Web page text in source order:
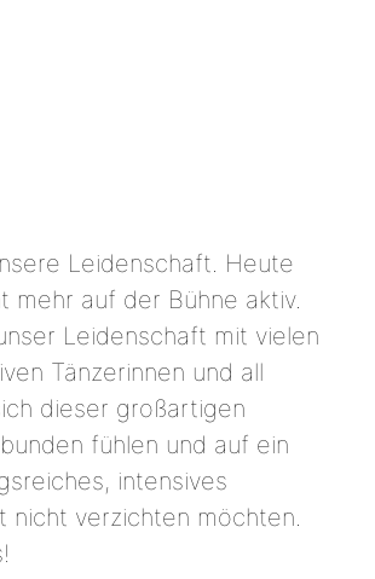
Leidenschaft. Heute
mehr auf der Bühne aktiv.
Leidenschaft mit vielen
Tänzerinnen und all
dieser großartigen
fühlen und auf ein
intensives
nicht verzichten möchten.